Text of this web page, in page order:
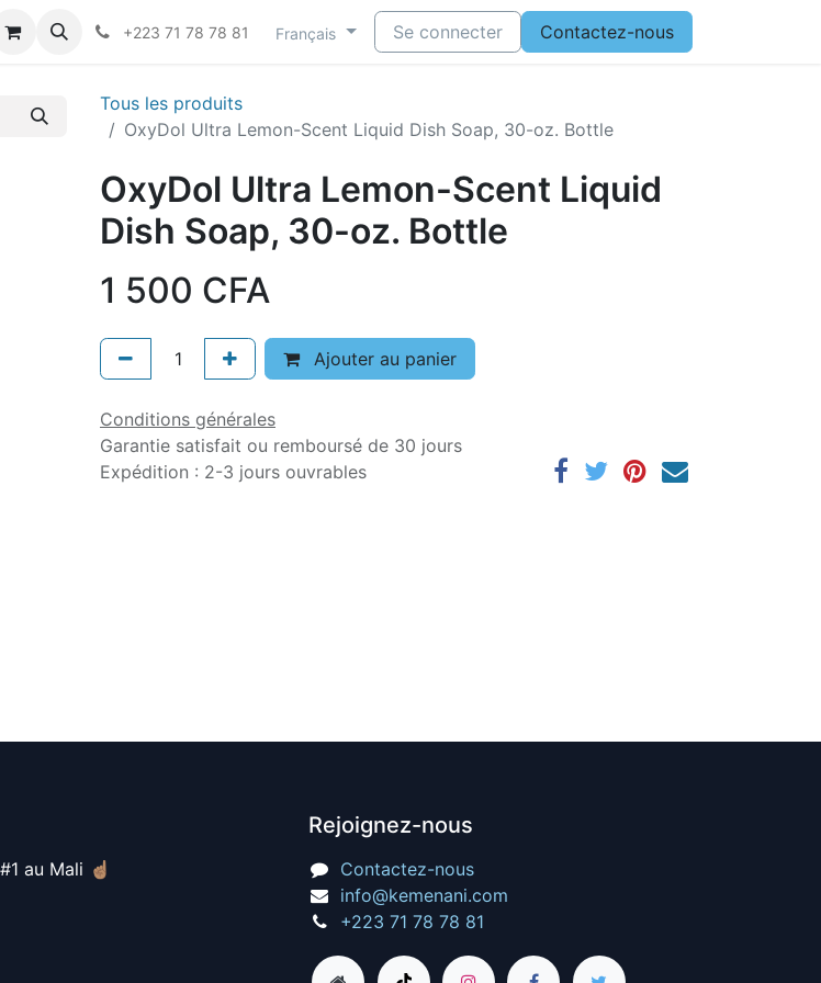
+223 71 78 78 81 Français Se connecter Contactez-nous
Tous les produits
OxyDol Ultra Lemon-Scent Liquid Dish Soap, 30-oz. Bottle
OxyDol Ultra Lemon-Scent Liquid
Dish Soap, 30-oz. Bottle
1 500 CFA
Ajouter au panier
Conditions générales
Garantie satisfait ou remboursé de 30 jours
Expédition : 2-3 jours ouvrables
au Mali ☝🏽
Rejoignez-nous
Contactez-nous
info@kemenani.com
+223 71 78 78 81